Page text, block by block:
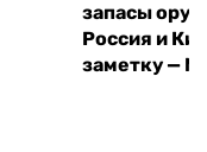
запасы
Россия и
заметку —